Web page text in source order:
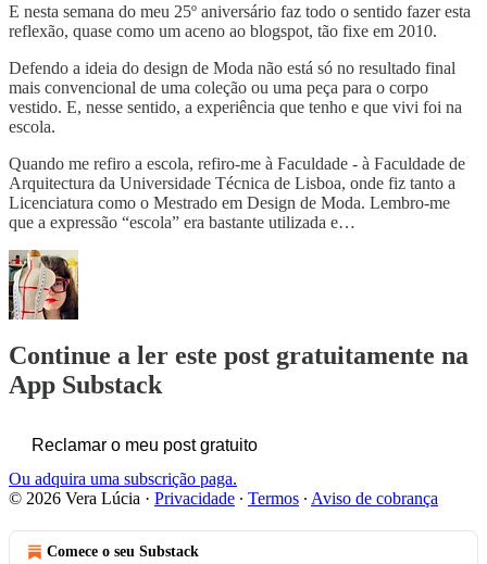
E nesta semana do meu 25º aniversário faz todo o sentido fazer esta
reflexão, quase como um aceno ao blogspot, tão fixe em 2010.
Defendo a ideia do design de Moda não está só no resultado final
mais convencional de uma coleção ou uma peça para o corpo
vestido. E, nesse sentido, a experiência que tenho e que vivi foi na
escola.
Quando me refiro a escola, refiro-me à Faculdade - à Faculdade de
Arquitectura da Universidade Técnica de Lisboa, onde fiz tanto a
Licenciatura como o Mestrado em Design de Moda. Lembro-me
que a expressão “escola” era bastante utilizada e…
Continue a ler este post gratuitamente na
App Substack
Reclamar o meu post gratuito
Ou adquira uma subscrição paga.
© 2026 Vera Lúcia · Privacidade ∙ Termos ∙ Aviso de cobrança
Comece o seu Substack